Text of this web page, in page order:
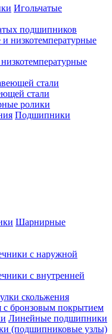
Игольчатые
подшипников
стали
ролики
Подшипники
Шарнирные
с наружной
с внутренней
скольжения
с бронзовым покрытием
Линейные подшипники